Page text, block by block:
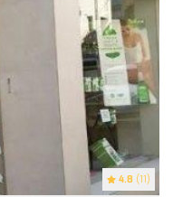
4.8 (11)